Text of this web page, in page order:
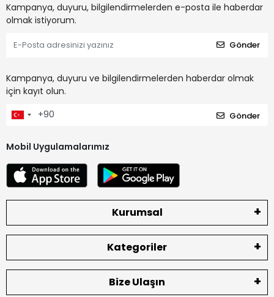
Kampanya, duyuru, bilgilendirmelerden e-posta ile haberdar
olmak istiyorum.
Gönder
Kampanya, duyuru ve bilgilendirmelerden haberdar olmak
için kayıt olun.
Gönder
Mobil Uygulamalarımız
Kurumsal
Kategoriler
Bize Ulaşın